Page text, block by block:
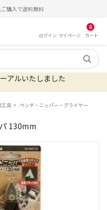
購入で送料無料
ログイン マイ ページ
0
カート
アルいたしました
工具 ペンチ・ニッパー・プライヤー
130mm